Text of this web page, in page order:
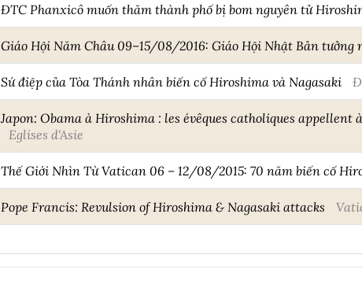
ĐTC Phanxicô muốn thăm thành phố bị bom nguyên tử
Giáo Hội Năm Châu 09–15/08/2016: Giáo Hội Nhật Bản tưởng
Sứ điệp của Tòa Thánh nhân biến cố Hiroshima và Nagasaki
Japon: Obama à Hiroshima : les évêques catholiques
Eglises d'Asie
Thế Giới Nhìn Từ Vatican 06 – 12/08/2015: 70 năm biến cố
Pope Francis: Revulsion of Hiroshima & Nagasaki attacks